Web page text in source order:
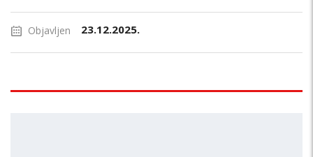
Objavljen 23.12.2025.